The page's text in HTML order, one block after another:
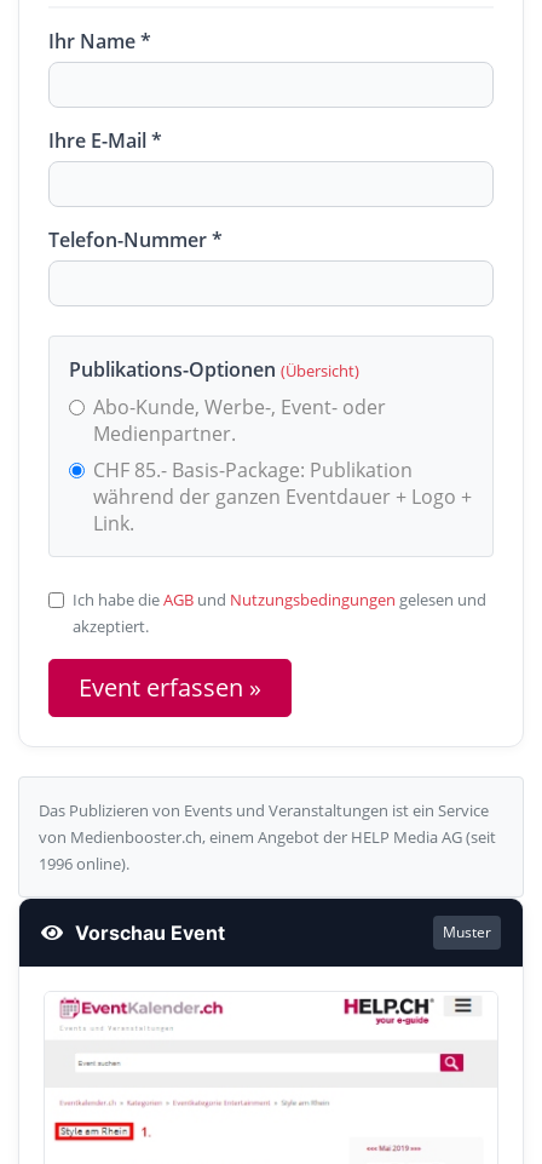
Ihr Name *
Ihre E-Mail *
Telefon-Nummer *
Publikations-Optionen (Übersicht)
Abo-Kunde, Werbe-, Event- oder
Medienpartner.
CHF 85.- Basis-Package: Publikation
während der ganzen Eventdauer + Logo +
Link.
Ich habe dieAGB und Nutzungsbedingungen gelesen und
akzeptiert.
Das Publizieren von Events und Veranstaltungen ist ein Service
von Medienbooster.ch, einem Angebot der HELP Media AG (seit
1996 online).
Vorschau Event Muster